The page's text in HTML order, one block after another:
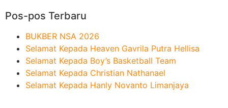
Pos-pos Terbaru
BUKBER NSA 2026
Selamat Kepada Heaven Gavrila Putra Hellisa
Selamat Kepada Boy’s Basketball Team
Selamat Kepada Christian Nathanael
Selamat Kepada Hanly Novanto Limanjaya